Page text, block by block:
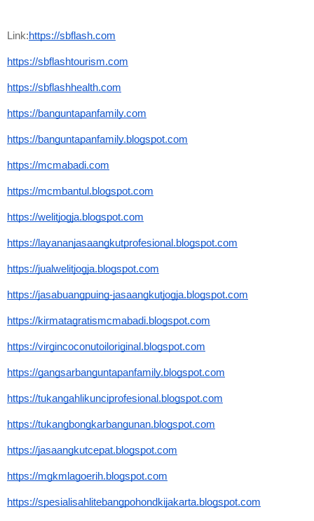
Link:https://sbflash.com
https://sbflashtourism.com
https://sbflashhealth.com
https://banguntapanfamily.com
https://banguntapanfamily.blogspot.com
https://mcmabadi.com
https://mcmbantul.blogspot.com
https://welitjogja.blogspot.com
https://layananjasaangkutprofesional.blogspot.com
https://jualwelitjogja.blogspot.com
https://jasabuangpuing-jasaangkutjogja.blogspot.com
https://kirmatagratismcmabadi.blogspot.com
https://virgincoconutoiloriginal.blogspot.com
https://gangsarbanguntapanfamily.blogspot.com
https://tukangahlikunciprofesional.blogspot.com
https://tukangbongkarbangunan.blogspot.com
https://jasaangkutcepat.blogspot.com
https://mgkmlagoerih.blogspot.com
https://spesialisahlitebangpohondkijakarta.blogspot.com